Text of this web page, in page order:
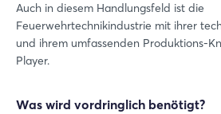
Auch in diesem Handlungsfeld ist die
Feuerwehrtechnikindustrie mit ihrer
und ihrem umfassenden Produktions-
Player.
Was wird vordringlich benötigt?